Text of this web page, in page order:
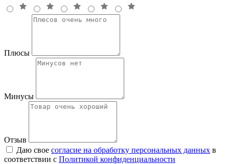
Плюсы
Минусы
Отзыв
Даю свое согласие на обработку персональных данных в
соответствии с Политикой конфиденциальности